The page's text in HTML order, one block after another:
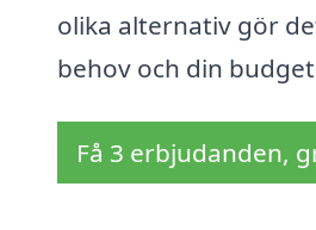
olika alternativ gör
behov och din
Få 3 erbjudanden,